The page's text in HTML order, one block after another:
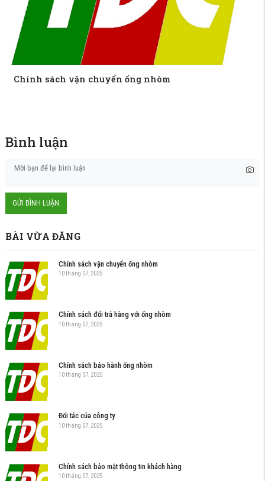
Chính sách vận chuyển ống nhòm
Bình luận
GỬI BÌNH LUẬN
BÀI VỪA ĐĂNG
Chính sách vận chuyển ống nhòm
10 tháng 07, 2025
Chính sách đổi trả hàng với ống nhòm
10 tháng 07, 2025
Chính sách bảo hành ống nhòm
10 tháng 07, 2025
Đối tác của công ty
10 tháng 07, 2025
Chính sách bảo mật thông tin khách hàng
10 tháng 07, 2025